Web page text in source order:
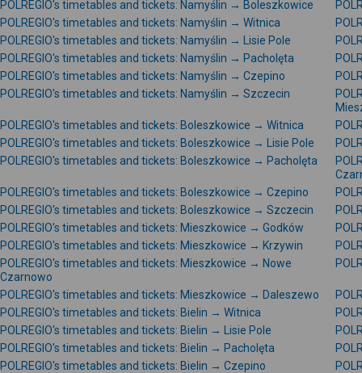
POLREGIO's timetables and tickets: Namyślin → Boleszkowice
POLREGIO's timetables and tickets: Namyślin → Witnica
POLREGIO's timetables and tickets: Namyślin → Lisie Pole
POLREGIO's timetables and tickets: Namyślin → Pacholęta
POLREGIO's timetables and tickets: Namyślin → Czepino
POLREGIO's timetables and tickets: Namyślin → Szczecin
POLREGIO's timetables and tickets: Boleszkowice → Witnica
POLREGIO's timetables and tickets: Boleszkowice → Lisie Pole
POLREGIO's timetables and tickets: Boleszkowice → Pacholęta
POLREGIO's timetables and tickets: Boleszkowice → Czepino
POLREGIO's timetables and tickets: Boleszkowice → Szczecin
POLREGIO's timetables and tickets: Mieszkowice → Godków
POLREGIO's timetables and tickets: Mieszkowice → Krzywin
POLREGIO's timetables and tickets: Mieszkowice → Nowe
Czarnowo
POLREGIO's timetables and tickets: Mieszkowice → Daleszewo
POLREGIO's timetables and tickets: Bielin → Witnica
POLREGIO's timetables and tickets: Bielin → Lisie Pole
POLREGIO's timetables and tickets: Bielin → Pacholęta
POLREGIO's timetables and tickets: Bielin → Czepino